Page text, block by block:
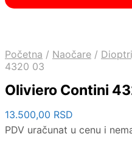
Početna / Naočare /
4320 03
Oliviero Contini
13.500,00 RSD
PDV uračunat u cenu i